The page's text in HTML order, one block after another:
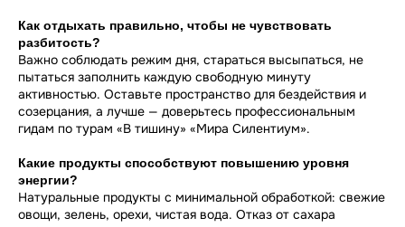
Как отдыхать правильно, чтобы не чувствовать
разбитость?
Важно соблюдать режим дня, стараться высыпаться, не
пытаться заполнить каждую свободную минуту
активностью. Оставьте пространство для бездействия и
созерцания, а лучше — доверьтесь профессиональным
гидам по турам «В тишину» «Мира Силентиум».
Какие продукты способствуют повышению уровня
энергии?
Натуральные продукты с минимальной обработкой: свежие
овощи, зелень, орехи, чистая вода. Отказ от сахара